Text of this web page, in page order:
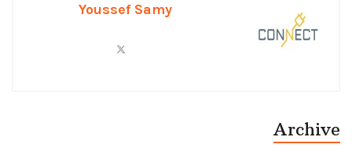
Youssef Samy
Archive